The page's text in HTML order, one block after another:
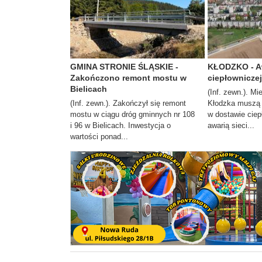
GMINA STRONIE ŚLĄSKIE -
Zakończono remont mostu w
Bielicach
(Inf. zewn.). Zakończył się remont
mostu w ciągu dróg gminnych nr 108
i 96 w Bielicach. Inwestycja o
wartości ponad...
KŁODZKO -
ciepłowniczej
(Inf. zewn.).
Kłodzka
w dostawie
awarią sieci...